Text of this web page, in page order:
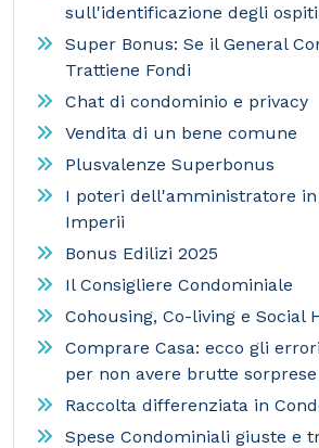
sull'identificazione degli ospiti
Super Bonus: Se il General
Trattiene Fondi
Chat di condominio e privacy
Vendita di un bene comune
Plusvalenze Superbonus
I poteri dell'amministratore in
Imperii
Bonus Edilizi 2025
Il Consigliere Condominiale
Cohousing, Co-living e Social
Comprare Casa: ecco gli
per non avere brutte sorprese
Raccolta differenziata in
Spese Condominiali giuste e